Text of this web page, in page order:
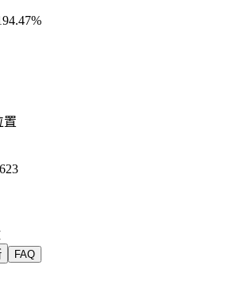
置
FAQ